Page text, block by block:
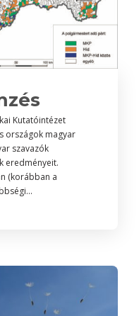
Kutatóintézet
országok magyar
szavazók
eredményeit.
(korábban a